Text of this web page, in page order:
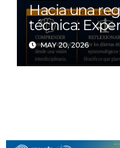
Hacia una
técnica:
Mérida las
Gobernanza
Inteligencia
MAY 20, 2026